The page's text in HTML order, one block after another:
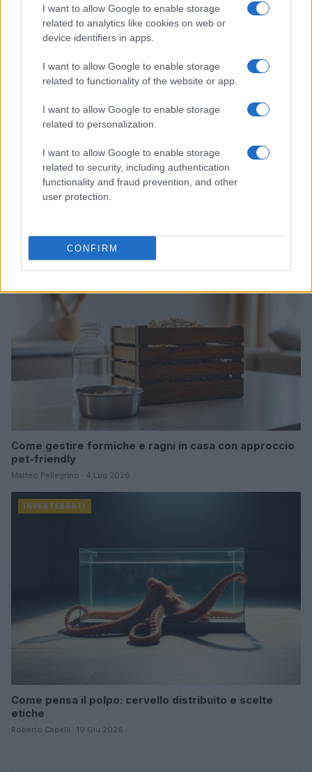
I want to allow Google to enable storage
related to analytics like cookies on web or
device identifiers in apps.
I want to allow Google to enable storage
related to functionality of the website or app.
I want to allow Google to enable storage
related to personalization.
I want to allow Google to enable storage
related to security, including authentication
functionality and fraud prevention, and other
user protection.
CONFIRM
Setup del terrario per invertebrati: substrati, umidità
e ventilazione
INVERTEBRATI
Come gestire formiche e ragni in casa con approccio
pet-friendly
Matteo Pellegrino · 4 Lug 2026
INVERTEBRATI
Come pensa il polpo: cervello distribuito e scelte
etiche
Roberto Capelli · 19 Giu 2026